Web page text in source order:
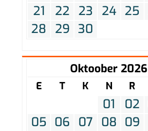
21
22 23 24 25
28
29 30
Oktoober 2026
E T K N R
01 02
05 06 07 08 09